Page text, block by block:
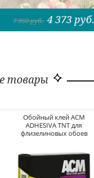
7 950руб. 4 373 руб.
товары
Обойный клейACM
ADHESIVA TNT для
флизелиновых обоев